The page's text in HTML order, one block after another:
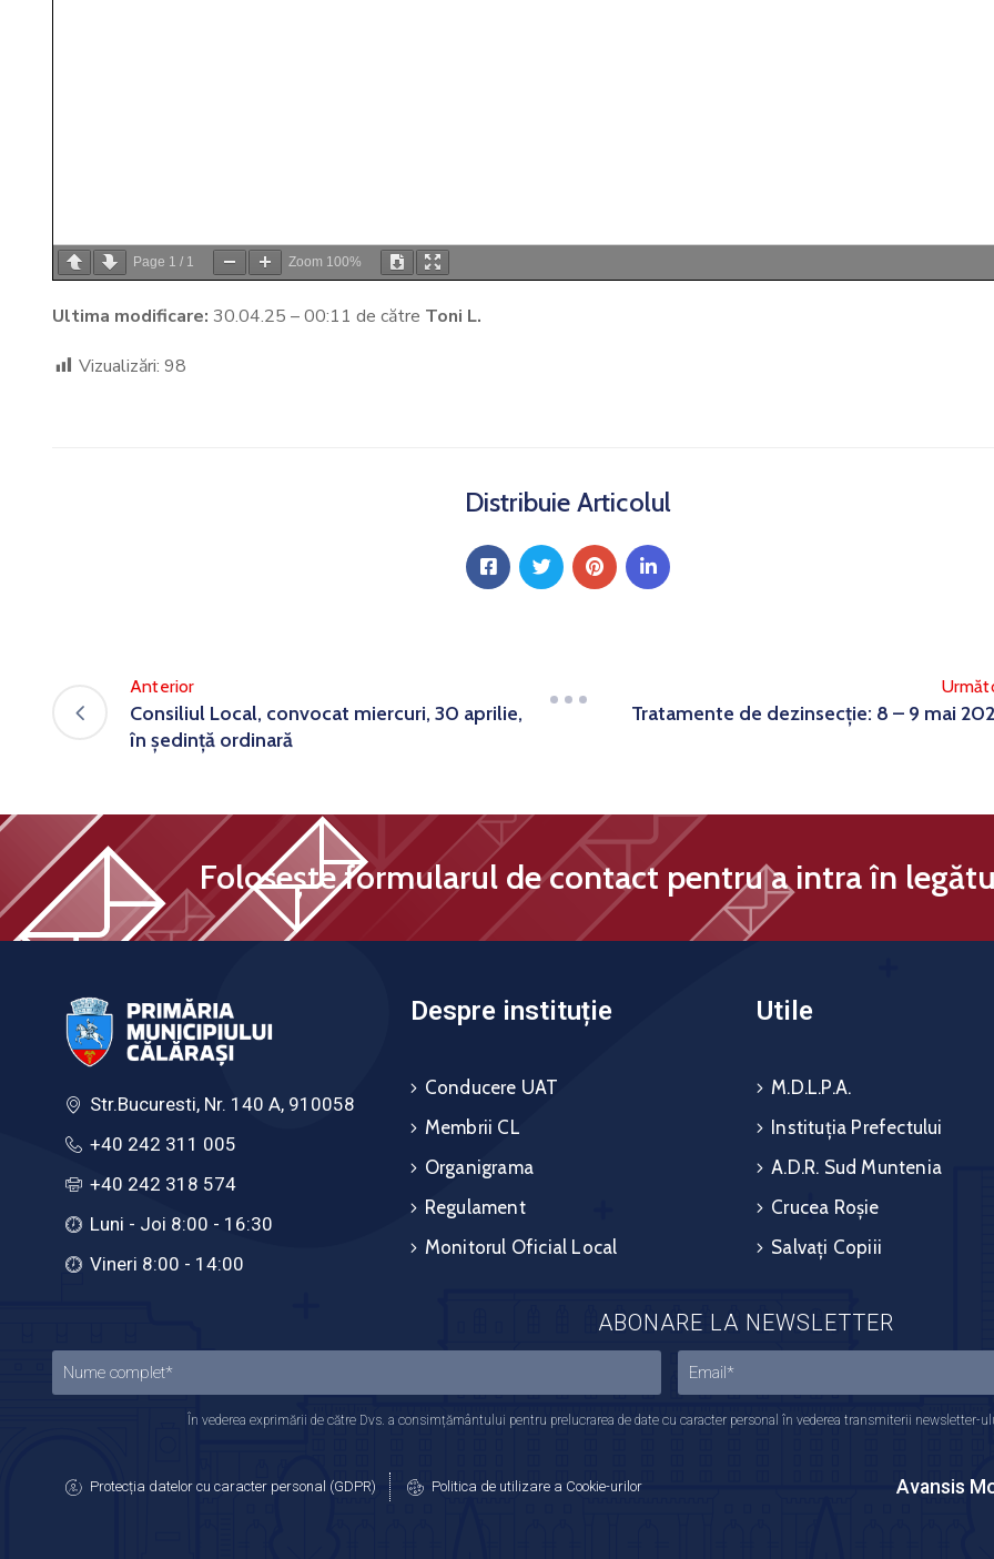
Page 1 / 1 Zoom 100%
Ultima modificare: 30.04.25 – 00:11 de către Toni L.
Vizualizări: 98
Distribuie Articolul
Anterior
Consiliul Local, convocat miercuri, 30 aprilie,
în ședință ordinară
Tratamente de dezinsecție: 8 – 9 mai
Folosește formularul de contact pentru a intra în
Str.Bucuresti, Nr. 140 A, 910058
+40 242 311 005
+40 242 318 574
Luni - Joi 8:00 - 16:30
Vineri 8:00 - 14:00
Despre instituție
Conducere UAT
Membrii CL
Organigrama
Regulament
Monitorul Oficial Local
Utile
M.D.L.P.A.
Instituția Prefectului
A.D.R. Sud Muntenia
Crucea Roșie
Salvați Copiii
ABONARE LA NEWSLETTER
În vederea exprimării de către Dvs. a consimțământului pentru prelucrarea de date cu caracter personal în vederea transmiterii newsletter-
Protecția datelor cu caracter personal (GDPR) Politica de utilizare a Cookie-urilor Avansis